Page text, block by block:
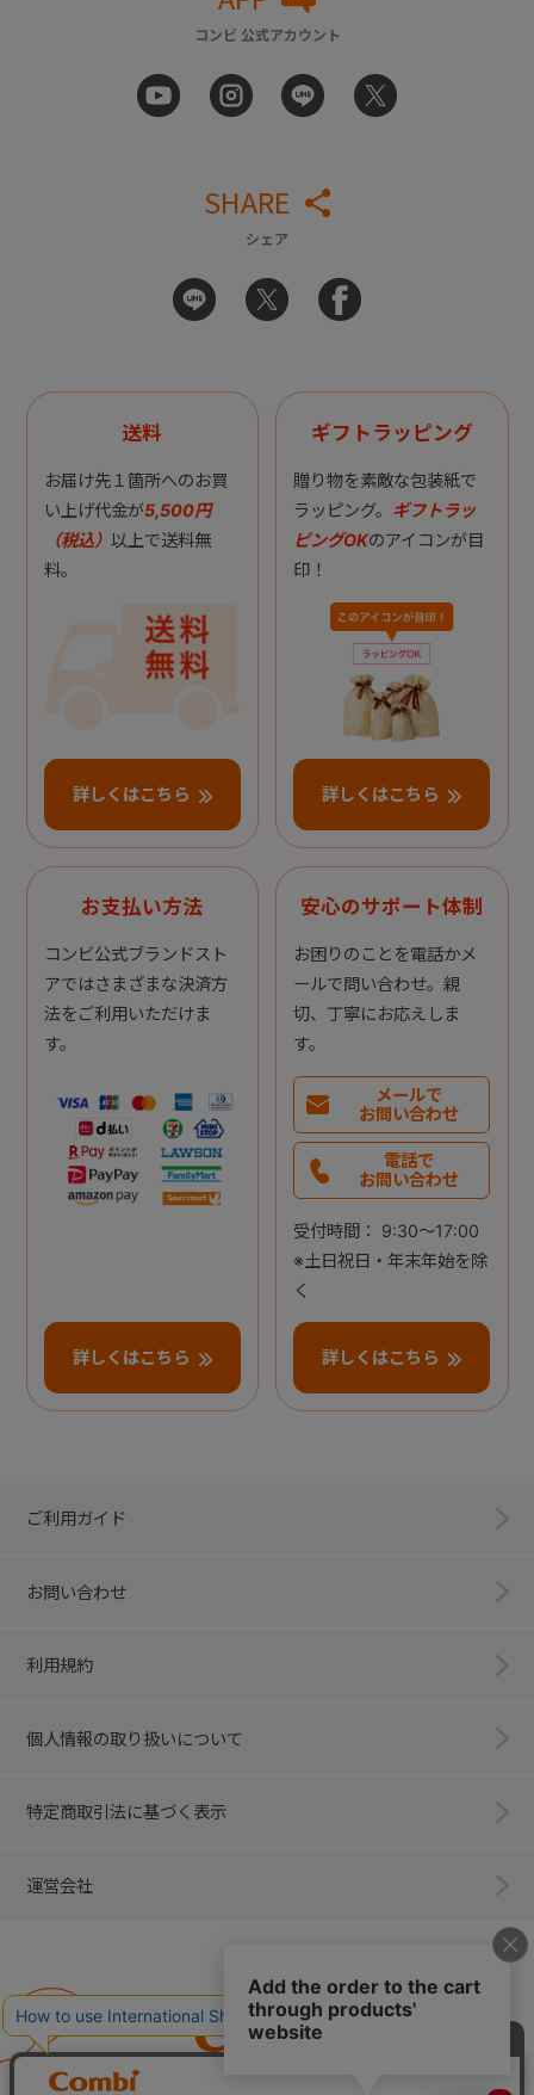
コンビ 公式アカウント
SHARE
シェア
送料
お届け先１箇所へのお買
い上げ代金が5,500円
（税込） 以上で送料無
料。
詳しくはこちら
ギフトラッピング
贈り物を素敵な包装紙で
ラッピング。 ギフトラッ
ピングOKのアイコンが目
印！
詳しくはこちら
お支払い方法
コンビ公式ブランドスト
アではさまざまな決済方
法をご利用いただけま
す。
詳しくはこちら
安心のサポート体制
お困りのことを電話かメ
ールで問い合わせ。親
切、丁寧にお応えしま
す。
メールで
お問い合わせ
電話で
お問い合わせ
受付時間： 9:30～17:00
※土日祝日・年末年始を除
く
詳しくはこちら
ご利用ガイド
お問い合わせ
利用規約
個人情報の取り扱いについて
特定商取引法に基づく表示
運営会社